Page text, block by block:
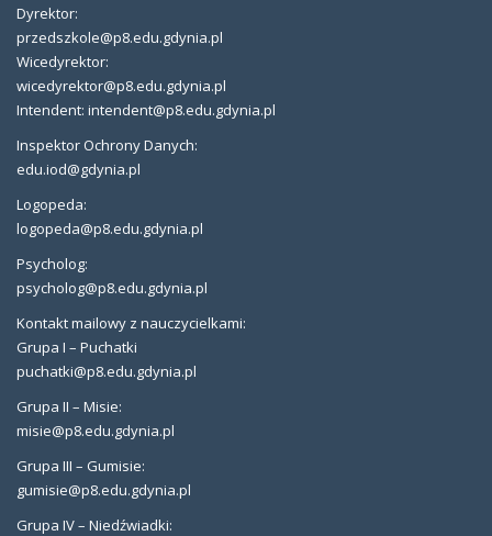
Dyrektor:
przedszkole@p8.edu.gdynia.pl
Wicedyrektor:
wicedyrektor@p8.edu.gdynia.pl
Intendent: intendent@p8.edu.gdynia.pl
Inspektor Ochrony Danych:
edu.iod@gdynia.pl
Logopeda:
logopeda@p8.edu.gdynia.pl
Psycholog:
psycholog@p8.edu.gdynia.pl
Kontakt mailowy z nauczycielkami:
Grupa I – Puchatki
puchatki@p8.edu.gdynia.pl
Grupa II – Misie:
misie@p8.edu.gdynia.pl
Grupa III – Gumisie:
gumisie@p8.edu.gdynia.pl
Grupa IV – Niedźwiadki: